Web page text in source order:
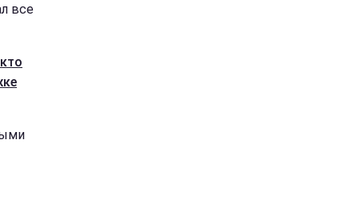
все